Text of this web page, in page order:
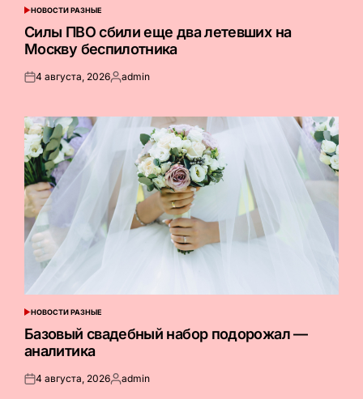
ОПУБЛИКОВАНО
НОВОСТИ РАЗНЫЕ
Силы ПВО сбили еще два летевших на
Москву беспилотника
Опубликовано
4 августа, 2026Запись
admin
ОПУБЛИКОВАНО
В
НОВОСТИ РАЗНЫЕ
Базовый свадебный набор подорожал —
аналитика
Опубликовано
4 августа, 2026Запись
admin